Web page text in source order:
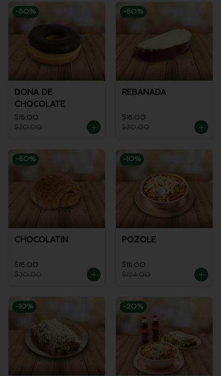
-50%
DONA DE
CHOCOLATE
$15.00
$30.00
-50%
REBANADA
$15.00
$30.00
-50%
CHOCOLATIN
$15.00
$30.00
-10%
POZOLE
$111.00
$124.00
-10% -20%